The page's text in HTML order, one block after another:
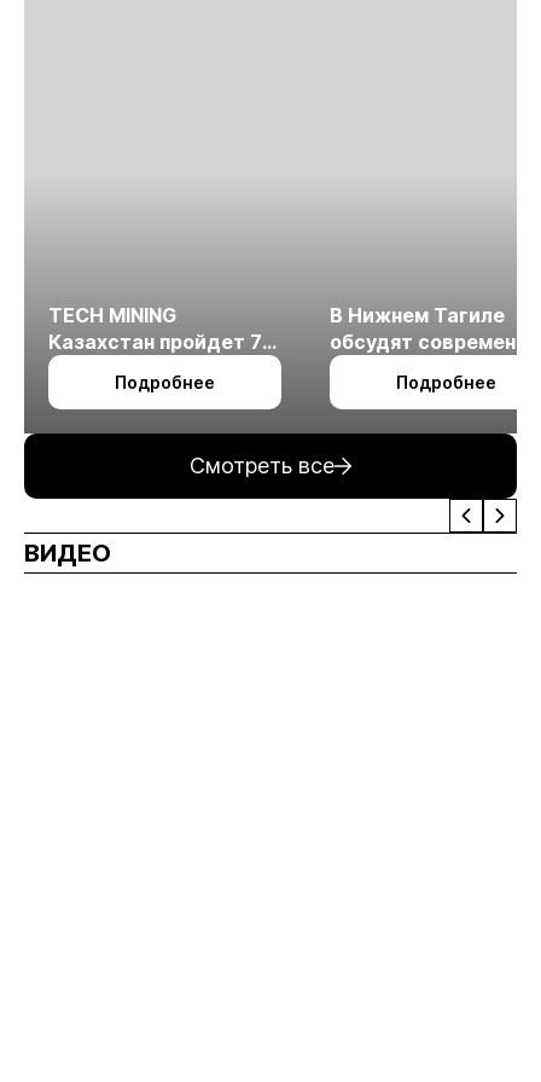
TECH MINING
Казахстан пройдет 7
октября в Алматы
Подробнее
В Нижнем Тагиле
обсудят
технологии
измельчения
Подробнее
Смотреть все
ВИДЕО